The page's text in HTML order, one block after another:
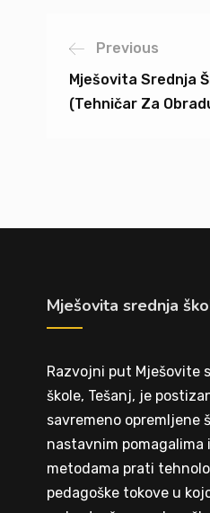
Previous
Mješovita Srednja
(Tehničar Za
Mješovita srednja
Razvojni put Mješovite
škole, Tešanj, je
savremeno opremljene
nastavnim pomagalima i
metodama prati
pedagoške tokove u